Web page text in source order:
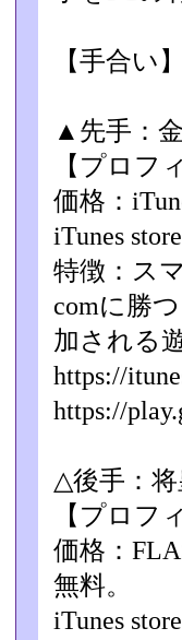
【手合い
▲先手：
【プロフ
価格：
iTunes
特徴：ス
comに勝
加される
https://
https://
△後手：将
【プロフ
価格：
無料。
iTunes